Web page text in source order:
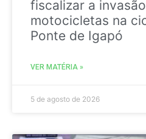
fiscalizar a
motocicletas na
Ponte de Igapó
VER MATÉRIA »
5 de agosto de 2026